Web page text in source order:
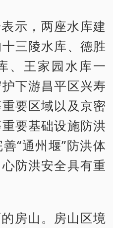
示，两座水库建
三陵水库、德胜
、王家园水库一
下游昌平区兴寿
要区域以及京密
要基础设施防洪
“通州堰”防洪体
防洪安全具有重
房山。房山区境